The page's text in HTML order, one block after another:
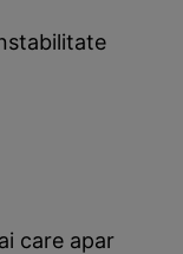
care apar